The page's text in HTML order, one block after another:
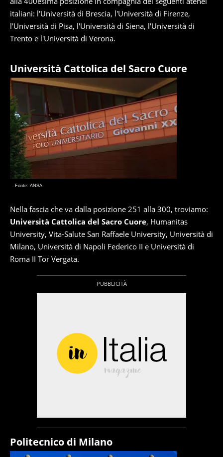
italiani: l'Università di Brescia, l'Università di Firenze,
l'Università di Pisa, l'Università di Siena, l'Università di
Trento e l'Università di Verona.
Università Cattolica del Sacro Cuore
Fonte: ANSA
Nella fascia che va dalla posizione 251 alla 300, troviamo:
Università Cattolica del Sacro Cuore, Humanitas
University, Vita-Salute San Raffaele University, Università di
Milano, Università di Napoli Federico II e Università di
Roma II Tor Vergata.
Politecnico di Milano